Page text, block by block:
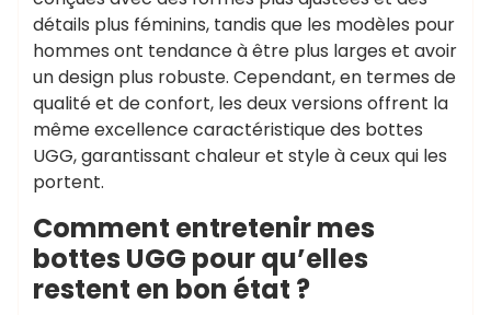
détails plus féminins, tandis que les modèles pour
hommes ont tendance à être plus larges et avoir
un design plus robuste. Cependant, en termes de
qualité et de confort, les deux versions offrent la
même excellence caractéristique des bottes
UGG, garantissant chaleur et style à ceux qui les
portent.
Comment entretenir mes
bottes UGG pour qu’elles
restent en bon état ?